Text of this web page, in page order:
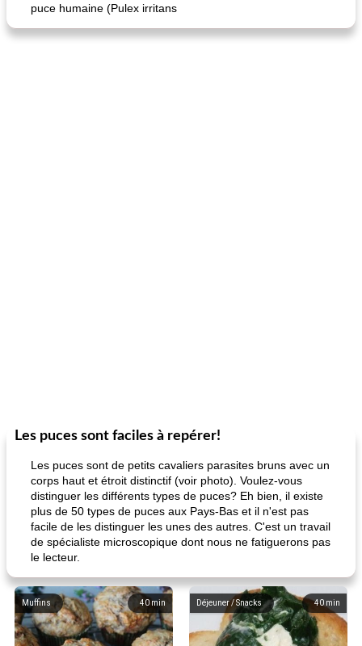
puce humaine (Pulex irritans
Les puces sont faciles à repérer!
Les puces sont de petits cavaliers parasites bruns avec un
corps haut et étroit distinctif (voir photo). Voulez-vous
distinguer les différents types de puces? Eh bien, il existe
plus de 50 types de puces aux Pays-Bas et il n'est pas
facile de les distinguer les unes des autres. C'est un travail
de spécialiste microscopique dont nous ne fatiguerons pas
le lecteur.
40 min
Muffins 40 min
Déjeuner / Snacks